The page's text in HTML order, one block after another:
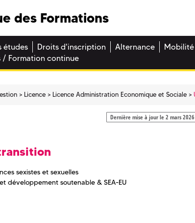
des Formations
études Droits d'inscription Alternance
/ Formation continue
Licence Licence Administration Economique et Sociale
Dernière mise à jour le 2 mars 2026
sexistes et sexuelles
développement soutenable & SEA-EU